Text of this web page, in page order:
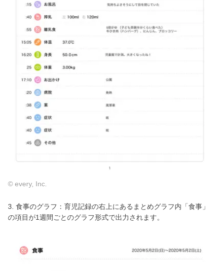
© every, Inc.
3. 食事のグラフ：育児記録の右上にあるまとめグラフ内「食事」
の項目が1週間ごとのグラフ形式で出力されます。